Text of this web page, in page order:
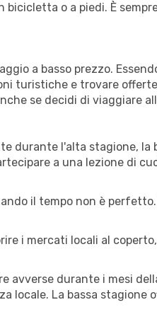
o a piedi. È
a basso prezzo.
turistiche e trovare
se decidi di viaggiare
durante l'alta stagione, la
a una lezione di
il tempo non è
i mercati locali al
avverse durante i mesi
locale. La bassa stagione